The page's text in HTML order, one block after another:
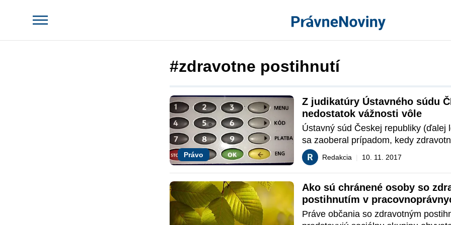
#zdravotne postihnutí
Právo
Z judikatúry Ústavného súdu
nedostatok vážnosti vôle
Ústavný súd Českej republiky (ďalej
sa zaoberal prípadom, kedy
osoby (nevidiace) podpísali zmluvu o
pričom v predmetnej zmluve bol
nesprávny účet, na ktorý sa malo
ich známeho, ktorý im pomáhal s
zmluvy o úvere. Samozrejme,
známeho už nevideli. Poďme sa na
Redakcia 10. 11. 2017
Ako sú chránené osoby so
postihnutím v
vzťahoch?
Práve občania so zdravotným